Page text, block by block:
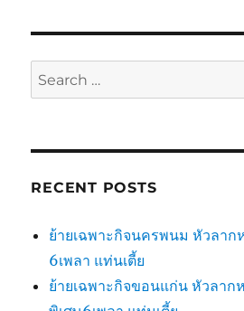
Search
for:
RECENT POSTS
ย้ายเฉพาะกิจนครพนม หัวลาก
6เพลา แท่นเตี้ย
ย้ายเฉพาะกิจขอนแก่น หัวลาก